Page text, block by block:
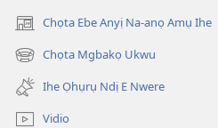
Chọta Ebe Anyị Na-anọ Amụ Ihe
(ga-
emepere
gị
ebe
ọzọ
ị
Chọta Mgbakọ Ukwu
(ga-
emepere
gị
ebe
Ihe Ọhụrụ Ndị E Nwere
Vidio